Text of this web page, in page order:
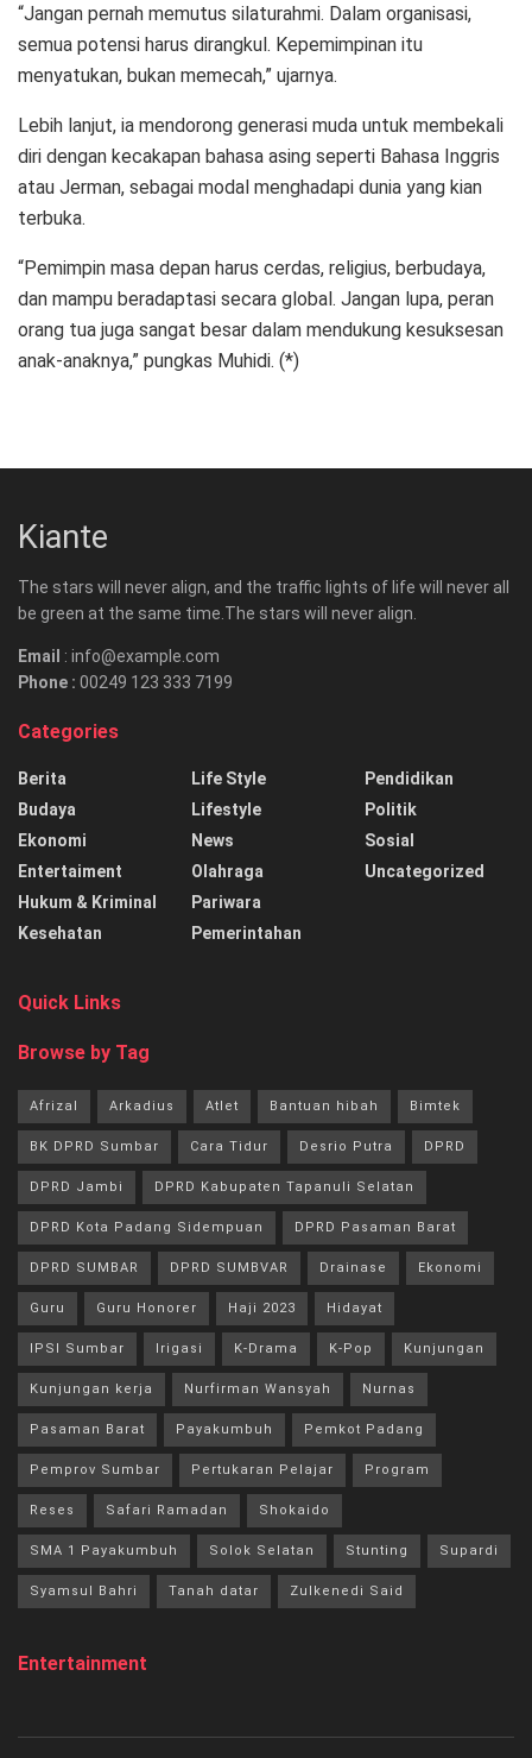
“Jangan pernah memutus silaturahmi. Dalam organisasi,
semua potensi harus dirangkul. Kepemimpinan itu
menyatukan, bukan memecah,” ujarnya.
Lebih lanjut, ia mendorong generasi muda untuk membekali
diri dengan kecakapan bahasa asing seperti Bahasa Inggris
atau Jerman, sebagai modal menghadapi dunia yang kian
terbuka.
“Pemimpin masa depan harus cerdas, religius, berbudaya,
dan mampu beradaptasi secara global. Jangan lupa, peran
orang tua juga sangat besar dalam mendukung kesuksesan
anak-anaknya,” pungkas Muhidi. (*)
Kiante
The stars will never align, and the traffic lights of life will never all
be green at the same time.The stars will never align.
Email : info@example.com
Phone : 00249 123 333 7199
Categories
Berita
Budaya
Ekonomi
Entertaiment
Hukum & Kriminal
Kesehatan
Life Style
Lifestyle
News
Olahraga
Pariwara
Pemerintahan
Pendidikan
Politik
Sosial
Uncategorized
Quick Links
Browse by Tag
Afrizal Arkadius Atlet Bantuan hibah Bimtek
BK DPRD Sumbar Cara Tidur Desrio Putra DPRD
DPRD Jambi DPRD Kabupaten Tapanuli Selatan
DPRD Kota Padang Sidempuan DPRD Pasaman Barat
DPRD SUMBAR DPRD SUMBVAR Drainase Ekonomi
Guru Guru Honorer Haji 2023 Hidayat
IPSI Sumbar Irigasi K-Drama K-Pop Kunjungan
Kunjungan kerja Nurfirman Wansyah Nurnas
Pasaman Barat Payakumbuh Pemkot Padang
Pemprov Sumbar Pertukaran Pelajar Program
Reses Safari Ramadan Shokaido
SMA 1 Payakumbuh Solok Selatan Stunting Supardi
Syamsul Bahri Tanah datar Zulkenedi Said
Entertainment